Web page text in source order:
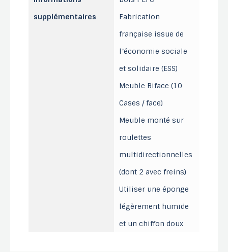
supplémentaires
Fabrication
française issue de
l’économie sociale
et solidaire (ESS)
Meuble Biface (10
Cases / face)
Meuble monté sur
roulettes
multidirectionnelles
(dont 2 avec freins)
Utiliser une éponge
légèrement humide
et un chiffon doux